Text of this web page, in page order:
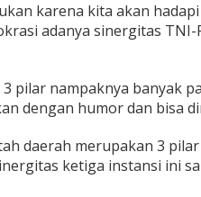
karena kita akan
adanya sinergitas
pilar nampaknya banyak
dengan humor dan bisa
daerah merupakan 3
ketiga instansi ini